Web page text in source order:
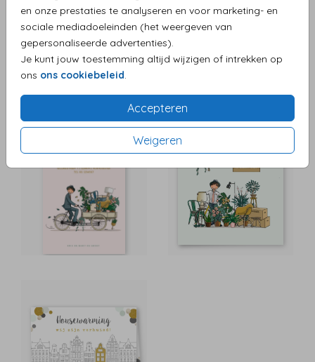
en onze prestaties te analyseren en voor marketing- en
sociale mediadoeleinden (het weergeven van
gepersonaliseerde advertenties).
Je kunt jouw toestemming altijd wijzigen of intrekken op
ons ons cookiebeleid
Accepteren
Weigeren